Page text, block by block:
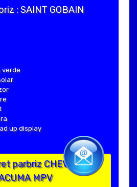
: SAINT GOBAIN
verde
up display
parbriz CHEVROLET
MPV